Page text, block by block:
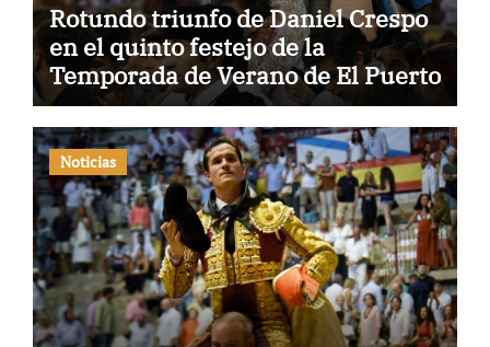
Rotundo triunfo de Daniel Crespo
en el quinto festejo de la
Temporada de Verano de El Puerto
Noticias